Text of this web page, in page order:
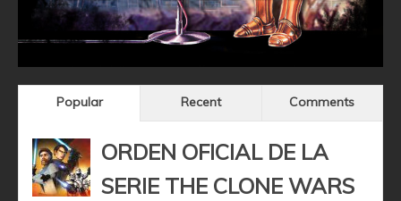
Popular Recent Comments
ORDEN OFICIAL DE LA
SERIE THE CLONE WARS